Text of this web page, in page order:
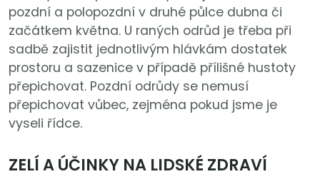
pozdní a polopozdní v druhé půlce dubna či
začátkem května. U raných odrůd je třeba při
sadbě zajistit jednotlivým hlávkám dostatek
prostoru a sazenice v případě přílišné hustoty
přepichovat. Pozdní odrůdy se nemusí
přepichovat vůbec, zejména pokud jsme je
vyseli řídce.
ZELÍ A ÚČINKY NA LIDSKÉ ZDRAVÍ